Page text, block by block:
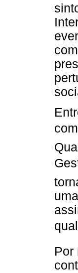
Por